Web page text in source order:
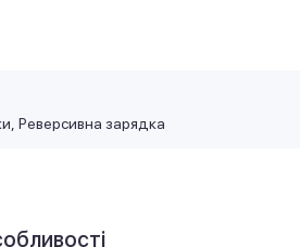
Реверсивна зарядка